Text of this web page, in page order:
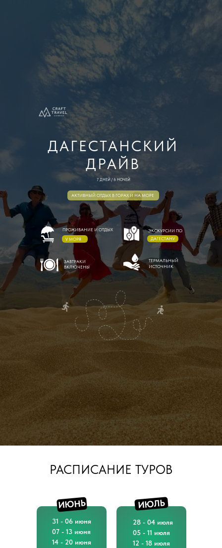
ДАГЕСТАНСКИЙ
ДРАЙВ
7 ДНЕЙ / 6 НОЧЕЙ
ЗАВТРАКИ
ВКЛЮЧЕНЫ
ПРОЖИВАНИЕ И ОТДЫХ ЭКСКУРСИИ ПО
АКТИВНЫЙ ОТДЫХ В ГОРАХ И НА МОРЕ
ДАГЕСТАНУ
У МОРЯ
ТЕРМАЛЬНЫЙ
ИСТОЧНИК
РАСПИСАНИЕ ТУРОВ
ИЮНЬ ИЮЛЬ
31 - 06 июня
07 - 13 июня
14 - 20 июня
28 - 04 июля
05 - 11 июля
12 - 18 июля